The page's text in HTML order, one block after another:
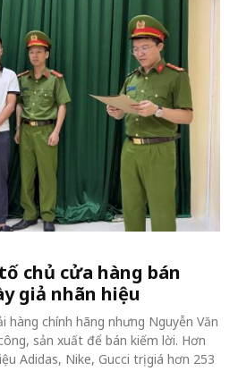
chủ cửa hàng bán
giả nhãn hiệu
hàng chính hãng nhưng Nguyễn Văn
sản xuất để bán kiếm lời. Hơn
Adidas, Nike, Gucci trị giá hơn 253